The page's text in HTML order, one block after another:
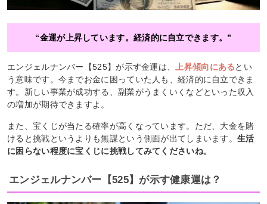
“金運が上昇しています。経済的に自立できます。”
エンジェルナンバー【525】が示す金運は、 上昇傾向にあるとい
う意味です。今までお金に困っていた人も、経済的に自立できま
す。新しい事業が成功する、副業がうまくいくなどといった収入
の増加が期待できますよ。
また、宝くじが当たる確率が高くなっています。ただ、大金を賭
けると挑戦というよりも無謀という側面が出てしまいます。生活
に困らない程度に宝くじに挑戦してみてくださいね。
エンジェルナンバー【525】が示す健康運は？